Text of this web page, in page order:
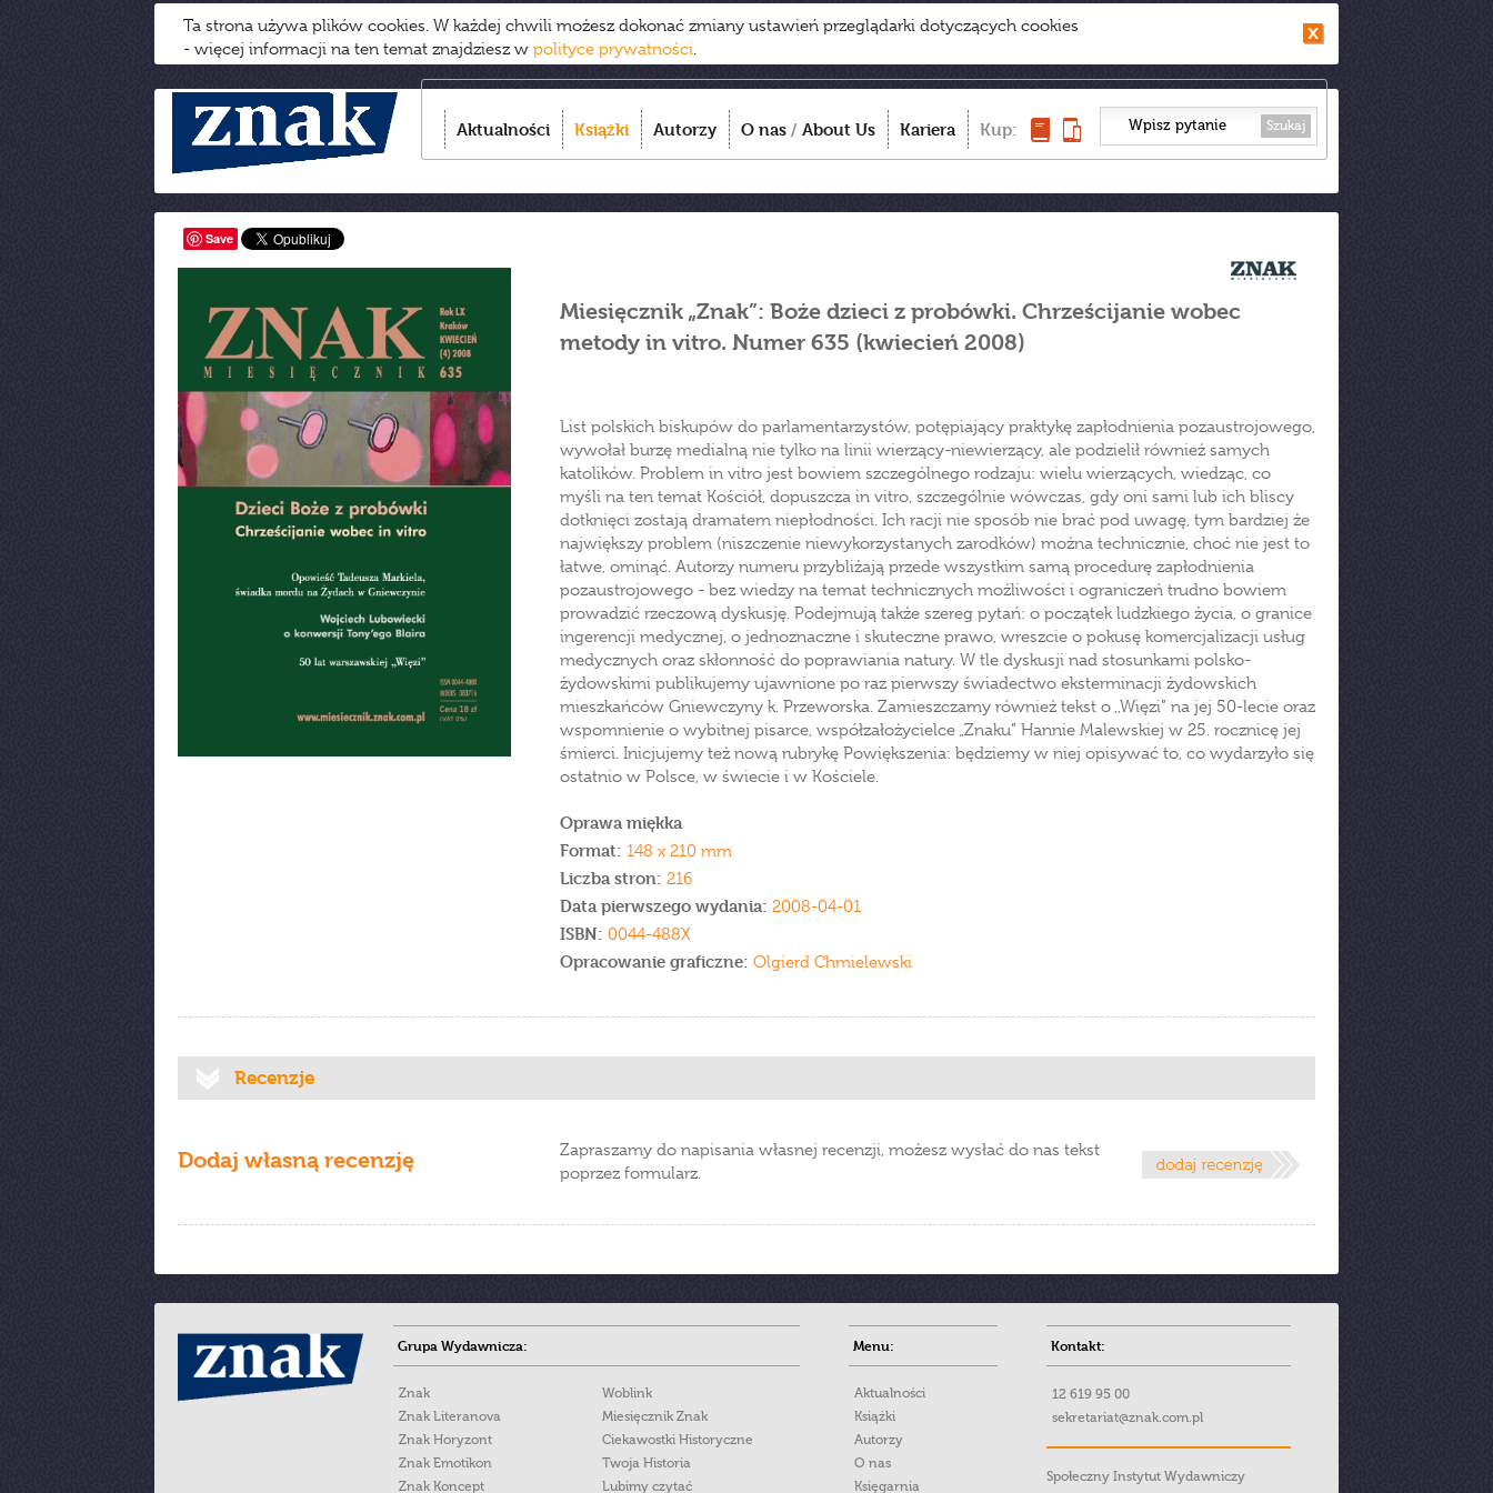
Ta strona używa plików cookies. W każdej chwili możesz dokonać zmiany ustawień przeglądarki dotyczących cookies
- więcej informacji na ten temat znajdziesz w polityce prywatności.
Aktualności Książki Autorzy O nas / About Us Kariera Kup: Szukaj
Save
Miesięcznik „Znak”: Boże dzieci z probówki. Chrześcijanie wobec
metody in vitro. Numer 635 (kwiecień 2008)
List polskich biskupów do parlamentarzystów, potępiający praktykę zapłodnienia pozaustrojowego,
wywołał burzę medialną nie tylko na linii wierzący-niewierzący, ale podzielił również samych
katolików. Problem in vitro jest bowiem szczególnego rodzaju: wielu wierzących, wiedząc, co
myśli na ten temat Kościół, dopuszcza in vitro, szczególnie wówczas, gdy oni sami lub ich bliscy
dotknięci zostają dramatem niepłodności. Ich racji nie sposób nie brać pod uwagę, tym bardziej że
największy problem (niszczenie niewykorzystanych zarodków) można technicznie, choć nie jest to
łatwe, ominąć. Autorzy numeru przybliżają przede wszystkim samą procedurę zapłodnienia
pozaustrojowego - bez wiedzy na temat technicznych możliwości i ograniczeń trudno bowiem
prowadzić rzeczową dyskusję. Podejmują także szereg pytań: o początek ludzkiego życia, o granice
ingerencji medycznej, o jednoznaczne i skuteczne prawo, wreszcie o pokusę komercjalizacji usług
medycznych oraz skłonność do poprawiania natury. W tle dyskusji nad stosunkami polsko-
żydowskimi publikujemy ujawnione po raz pierwszy świadectwo eksterminacji żydowskich
mieszkańców Gniewczyny k. Przeworska. Zamieszczamy również tekst o ,,Więzi” na jej 50-lecie oraz
wspomnienie o wybitnej pisarce, współzałożycielce „Znaku” Hannie Malewskiej w 25. rocznicę jej
śmierci. Inicjujemy też nową rubrykę Powiększenia: będziemy w niej opisywać to, co wydarzyło się
ostatnio w Polsce, w świecie i w Kościele.
Oprawa miękka
Format: 148 x 210 mm
Liczba stron: 216
Data pierwszego wydania: 2008-04-01
ISBN: 0044-488X
Opracowanie graficzne: Olgierd Chmielewski
Recenzje
Dodaj własną recenzję
Zapraszamy do napisania własnej recenzji, możesz wysłać do nas tekst
poprzez formularz.
Grupa Wydawnicza:
Znak
Znak Literanova
Znak Horyzont
Znak Emotikon
Znak Koncept
Woblink
Miesięcznik Znak
Ciekawostki Historyczne
Twoja Historia
Lubimy czytać
Menu:
Aktualności
Książki
Autorzy
O nas
Księgarnia
Kontakt:
12 619 95 00
sekretariat@znak.com.pl
Społeczny Instytut Wydawniczy